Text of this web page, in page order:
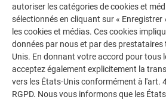
L’EXPERTISE PREFA, UNE
L’ARTISAN
Pour Stéphane Vasseur, ce chantier a
autoriser les catégories de cookies et
sélectionnés en cliquant sur « Enregistrer
les cookies et médias. Ces cookies
données par nous et par des prestataires
Unis. En donnant votre accord pour tous
acceptez également explicitement la
vers les États-Unis conformément à l'art.
RGPD. Nous vous informons que les